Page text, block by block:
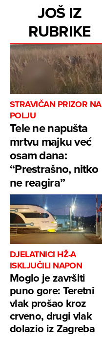
JOŠ IZ
RUBRIKE
STRAVIČAN PRIZOR NA
POLJU
Tele ne napušta
mrtvu majku već
osam dana:
“Prestrašno, nitko
ne reagira”
DJELATNICI HŽ-A
ISKLJUČILI NAPON
Moglo je završiti
puno gore: Teretni
vlak prošao kroz
crveno, drugi vlak
dolazio iz Zagreba